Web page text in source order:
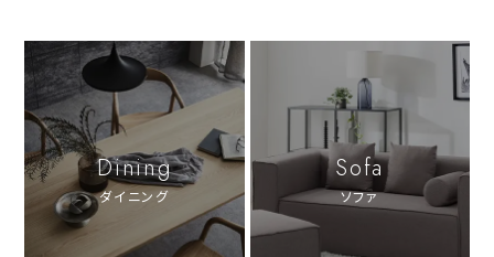
Dining
ダイニング
Sofa
ソファ